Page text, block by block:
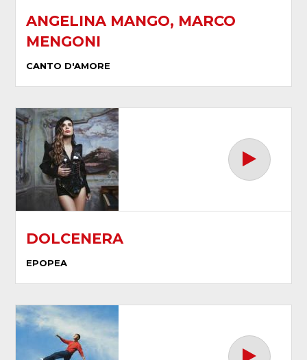
ANGELINA MANGO, MARCO
MENGONI
CANTO D'AMORE
DOLCENERA
EPOPEA